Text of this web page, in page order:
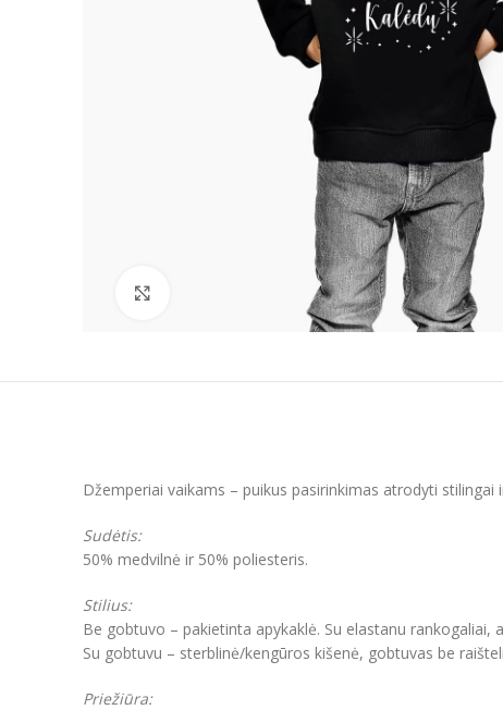
Džemperiai vaikams – puikus pasirinkimas atrodyti stilingai
Sudėtis:
50% medvilnė ir 50% poliesteris.
Stilius:
Be gobtuvo – pakietinta apykaklė. Su elastanu rankogaliai,
Su gobtuvu – sterblinė/kengūros kišenė, gobtuvas be
Priežiūra: